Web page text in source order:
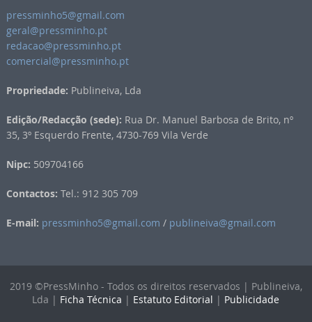
pressminho5@gmail.com
geral@pressminho.pt
redacao@pressminho.pt
comercial@pressminho.pt
Propriedade: Publineiva, Lda
Edição/Redacção (sede): Rua Dr. Manuel Barbosa de Brito, nº
35, 3º Esquerdo Frente, 4730-769 Vila Verde
Nipc: 509704166
Contactos: Tel.: 912 305 709
E-mail: pressminho5@gmail.com / publineiva@gmail.com
2019 ©PressMinho - Todos os direitos reservados | Publineiva,
Lda | Ficha Técnica | Estatuto Editorial | Publicidade